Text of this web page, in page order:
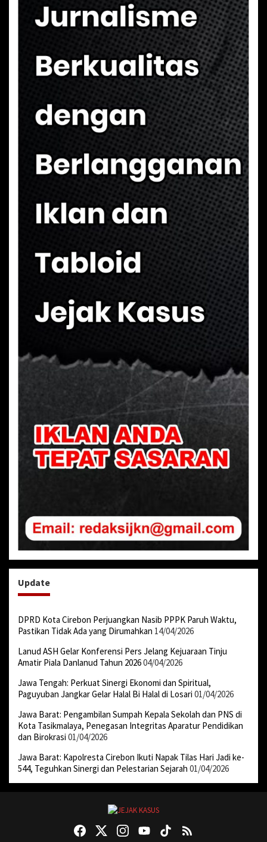
Update
DPRD Kota Cirebon Perjuangkan Nasib PPPK Paruh Waktu,
Pastikan Tidak Ada yang Dirumahkan 14/04/2026
Lanud ASH Gelar Konferensi Pers Jelang Kejuaraan Tinju
Amatir Piala Danlanud Tahun 202604/04/2026
Jawa Tengah: Perkuat Sinergi Ekonomi dan Spiritual,
Paguyuban Jangkar Gelar Halal Bi Halal di Losari 01/04/2026
Jawa Barat: Pengambilan Sumpah Kepala Sekolah dan PNS di
Kota Tasikmalaya, Penegasan Integritas Aparatur Pendidikan
dan Birokrasi 01/04/2026
Jawa Barat: Kapolresta Cirebon Ikuti Napak Tilas Hari Jadi ke-
544, Teguhkan Sinergi dan Pelestarian Sejarah 01/04/2026